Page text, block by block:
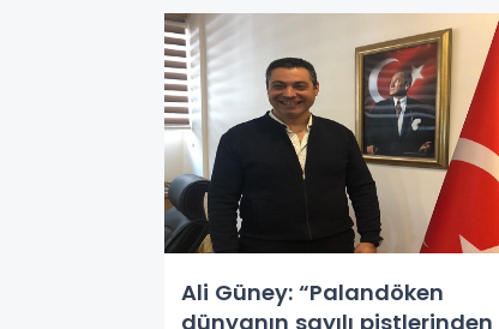
Ali Güney: “Palandöken
dünyanın sayılı